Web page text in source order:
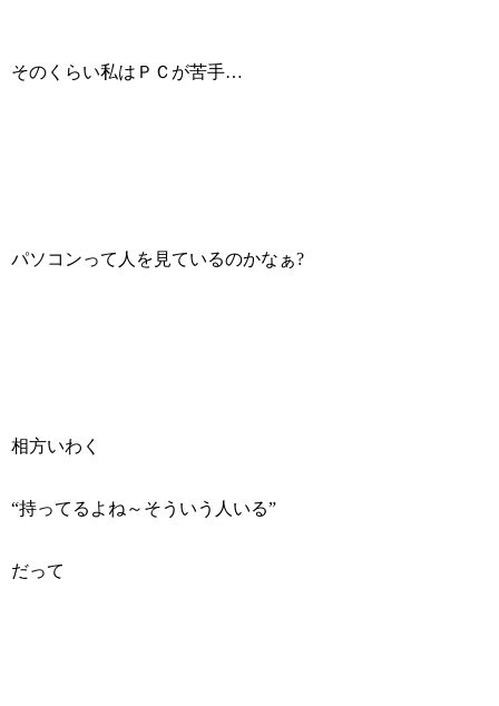
そのくらい私はＰＣが苦手…
パソコンって人を見ているのかなぁ?
相方いわく
“持ってるよね～そういう人いる”
だって